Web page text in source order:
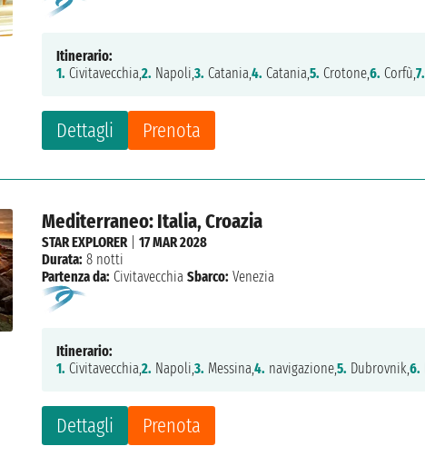
Dettagli Prenota
Itinerario:
1. Civitavecchia,2. Napoli,3. Catania,4. Catania,5. Crotone,6. Corfù,7.
Mediterraneo: Italia, Croazia
Dettagli Prenota
STAR EXPLORER|17 MAR 2028
Durata: 8 notti
Partenza da: Civitavecchia Sbarco: Venezia
Itinerario:
1. Civitavecchia,2. Napoli,3. Messina,4. navigazione,5. Dubrovnik,6.